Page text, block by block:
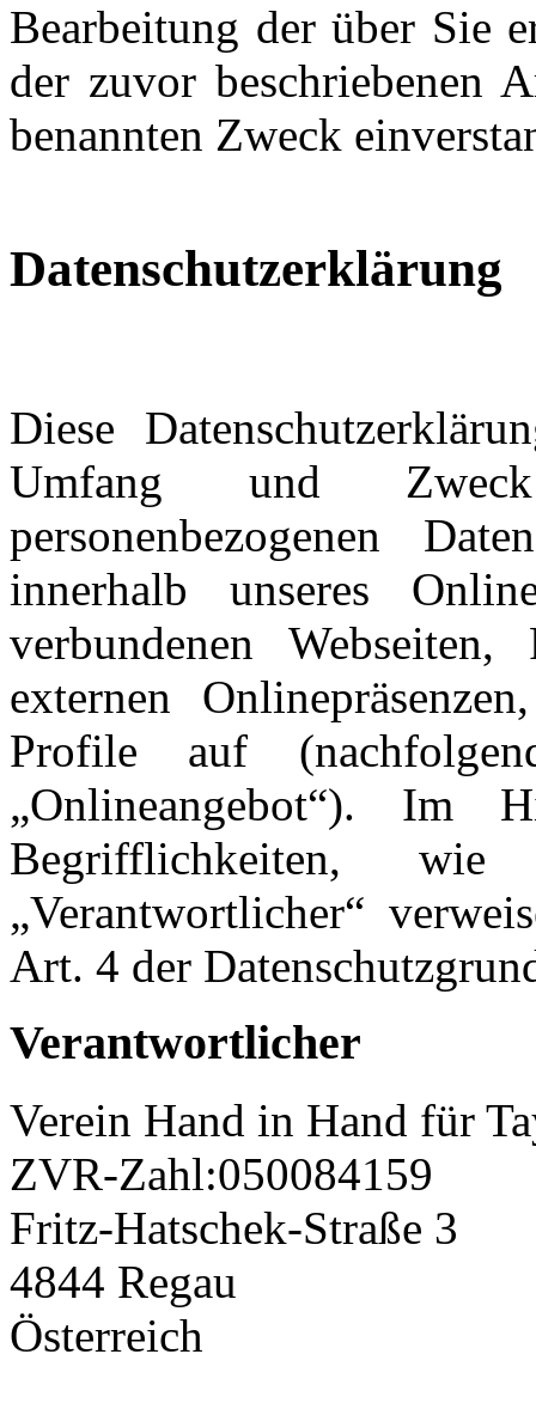
Bearbeitung der über Sie
der zuvor beschriebenen
benannten Zweck
Datenschutzerklärung
Diese
Umfang und
personenbezogenen
innerhalb unseres
verbundenen
externen
Profile auf
„Onlineangebot“). Im
Begrifflichkeiten,
„Verantwortlicher“
Art. 4 der
Verantwortlicher
Verein Hand in Hand für
ZVR-Zahl:050084159
Fritz-Hatschek-Straße 3
4844 Regau
Österreich